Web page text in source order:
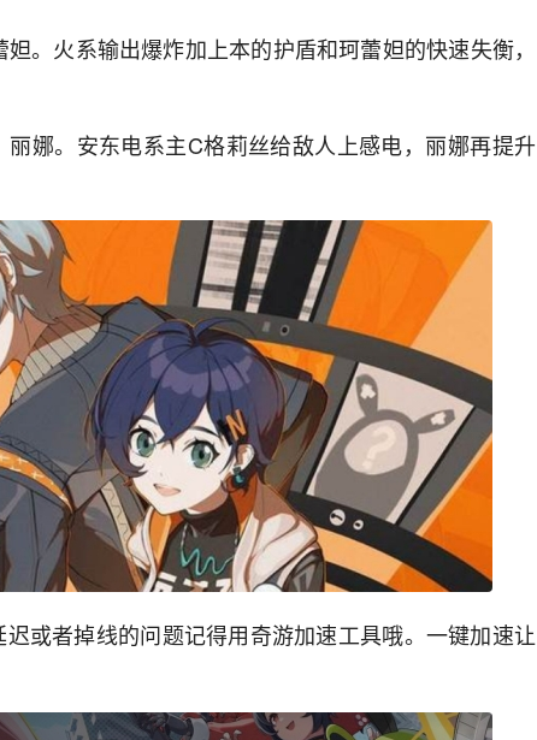
。火系输出爆炸加上本的护盾和珂蕾妲的快速失衡，
娜。安东电系主C格莉丝给敌人上感电，丽娜再提升
或者掉线的问题记得用奇游加速工具哦。一键加速让